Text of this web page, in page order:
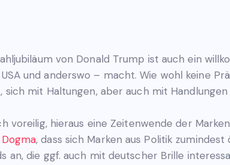
von Donald Trump ist auch ein
und anderswo – macht. Wie wohl keine
sich mit Haltungen, aber auch mit
voreilig, hieraus eine Zeitenwende der
Dogma, dass sich Marken aus Politik
an, die ggf. auch mit deutscher Brille